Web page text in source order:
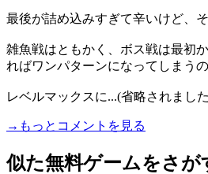
最後が詰め込みすぎて辛いけど、
雑魚戦はともかく、ボス戦は最初
ればワンパターンになってしまう
レベルマックスに...(省略されまし
→もっとコメントを見る
似た無料ゲームをさが